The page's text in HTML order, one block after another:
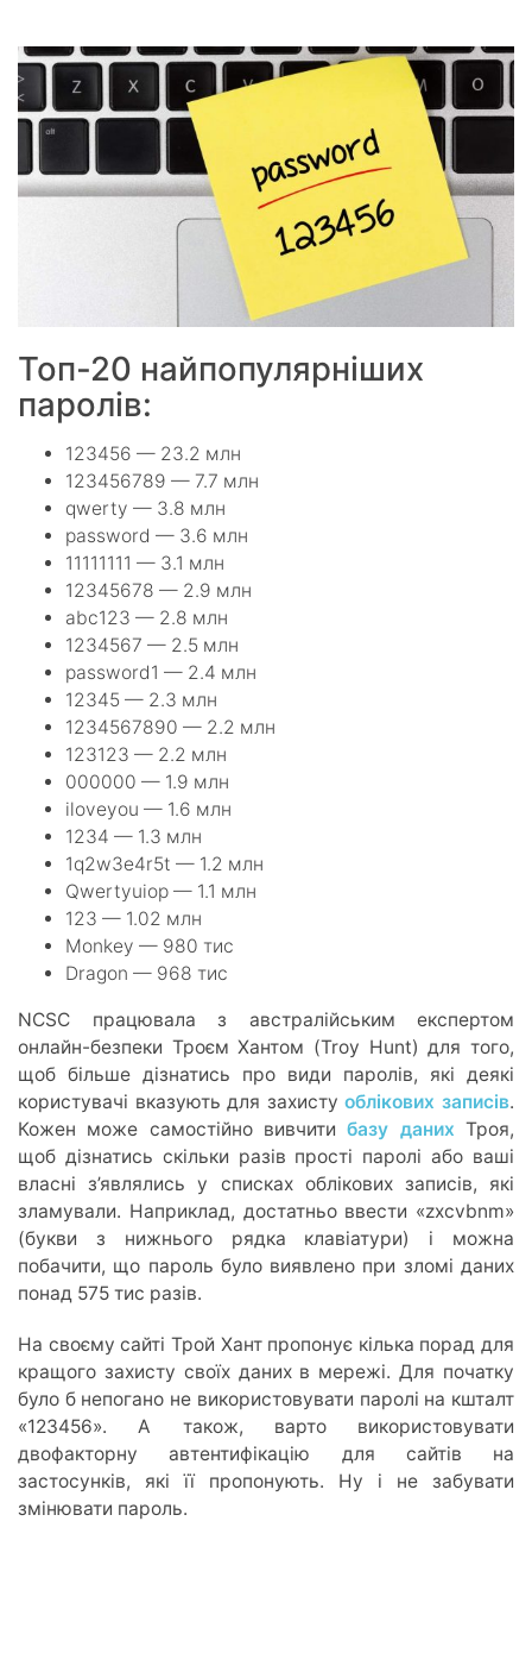
Топ-20 найпопулярніших
паролів:
123456 — 23.2 млн
123456789 — 7.7 млн
qwerty — 3.8 млн
password — 3.6 млн
11111111 — 3.1 млн
12345678 — 2.9 млн
abc123 — 2.8 млн
1234567 — 2.5 млн
password1 — 2.4 млн
12345 — 2.3 млн
1234567890 — 2.2 млн
123123 — 2.2 млн
000000 — 1.9 млн
iloveyou — 1.6 млн
1234 — 1.3 млн
1q2w3e4r5t — 1.2 млн
Qwertyuiop — 1.1 млн
123 — 1.02 млн
Monkey — 980 тис
Dragon — 968 тис
NCSC працювала з австралійським експертом
онлайн-безпеки Троєм Хантом (Troy Hunt) для того,
щоб більше дізнатись про види паролів, які деякі
користувачі вказують для захистуоблікових записів.
Кожен може самостійно вивчитибазу даних Троя,
щоб дізнатись скільки разів прості паролі або ваші
власні з’являлись у списках облікових записів, які
зламували. Наприклад, достатньо ввести «zxcvbnm»
(букви з нижнього рядка клавіатури) і можна
побачити, що пароль було виявлено при зломі даних
понад 575 тис разів.
На своєму сайті Трой Хант пропонує кілька порад для
кращого захисту своїх даних в мережі. Для початку
було б непогано не використовувати паролі на кшталт
«123456». А також, варто використовувати
двофакторну автентифікацію для сайтів на
застосунків, які її пропонують. Ну і не забувати
змінювати пароль.